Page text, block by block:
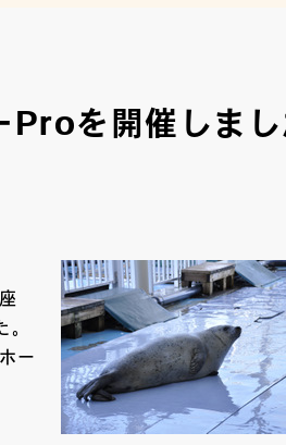
Proを開催しまし
。
ー